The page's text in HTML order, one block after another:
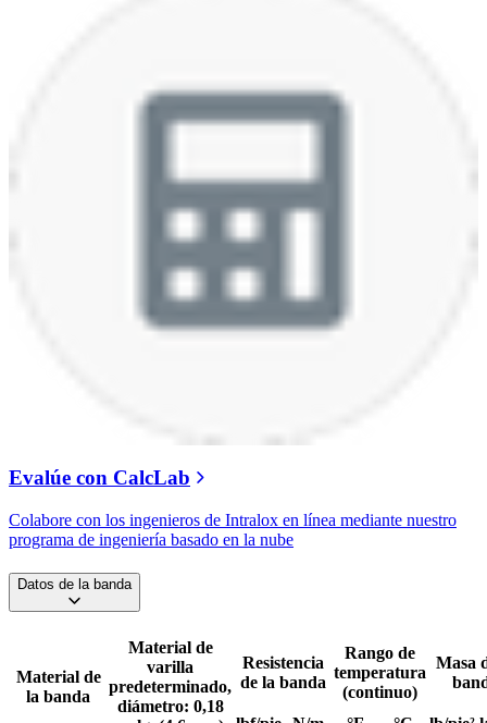
Evalúe con CalcLab
Colabore con los ingenieros de Intralox en línea mediante nuestro
programa de ingeniería basado en la nube
Datos de la banda
Material de
la banda
Material de
varilla
predeterminado,
diámetro: 0,18
Resistencia
de la banda
Rango de
temperatura
(continuo)
Masa